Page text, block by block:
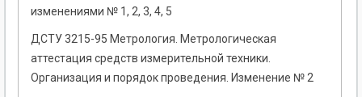
изменениями № 1, 2, 3, 4, 5
ДСТУ 3215-95 Метрология. Метрологическая
аттестация средств измерительной техники.
Организация и порядок проведения. Изменение № 2